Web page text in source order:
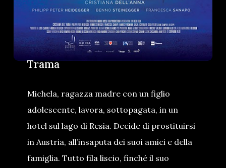
Trama
Michela, ragazza madre con un figlio
adolescente, lavora, sottopagata, in un
hotel sul lago di Resia. Decide di prostituirsi
in Austria, all’insaputa dei suoi amici e della
famiglia. Tutto fila liscio, finché il suo